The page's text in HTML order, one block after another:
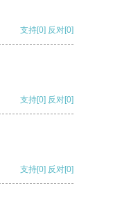
支持[0] 反对[0]
支持[0] 反对[0]
支持[0] 反对[0]